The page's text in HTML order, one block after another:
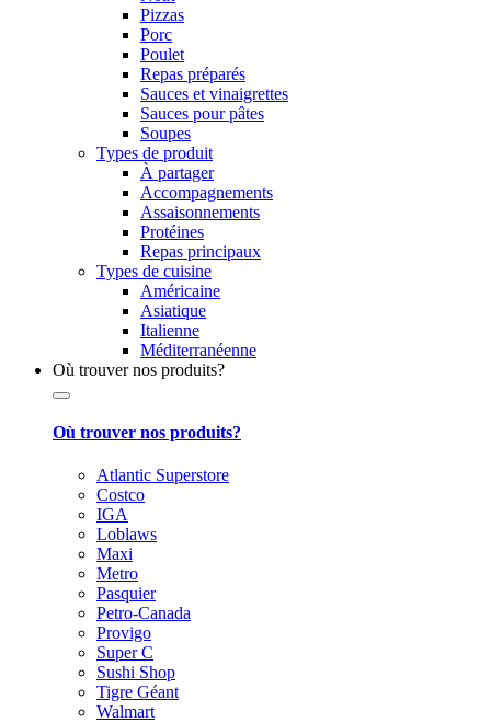
Pizzas
Porc
Poulet
Repas préparés
Sauces et vinaigrettes
Sauces pour pâtes
Soupes
Types de produit
À partager
Accompagnements
Assaisonnements
Protéines
Repas principaux
Types de cuisine
Américaine
Asiatique
Italienne
Méditerranéenne
Où trouver nos produits?
Où trouver nos produits?
Atlantic Superstore
Costco
IGA
Loblaws
Maxi
Metro
Pasquier
Petro-Canada
Provigo
Super C
Sushi Shop
Tigre Géant
Walmart